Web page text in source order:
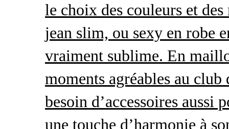
le choix des couleurs et
jean slim, ou sexy en robe
vraiment sublime. En
moments agréables au
besoin d’accessoires aussi
une touche d’harmonie à